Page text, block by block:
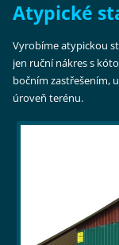
Atypické
Vyrobíme atypickou
jen ruční nákres s
bočním zastřešením,
úroveň terénu.